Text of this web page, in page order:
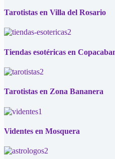
Tarotistas en Villa del Rosario
Tiendas esotéricas en
Tarotistas en Zona Bananera
Videntes en Mosquera